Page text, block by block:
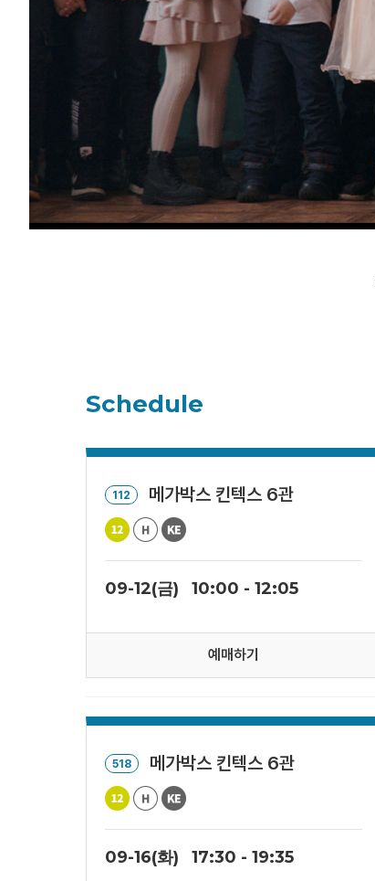
Schedule
112 메가박스 킨텍스 6관
09-12(금) 10:00 - 12:05
예매하기
518 메가박스 킨텍스 6관
09-16(화) 17:30 - 19:35